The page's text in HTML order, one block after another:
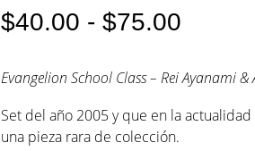
$40.00 - $75.00Rango
desde
Evangelion School Class – Rei Ayanami &
Set del año 2005 y que en la
una pieza rara de colección.